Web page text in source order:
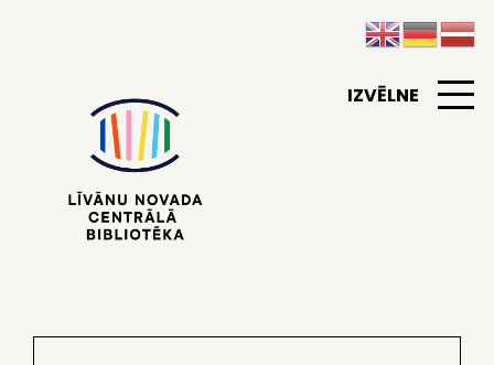
IZVĒLNE